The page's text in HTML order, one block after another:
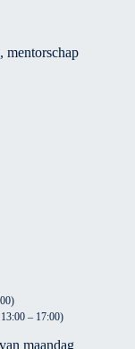
mentorschap
– 17:00)
maandag